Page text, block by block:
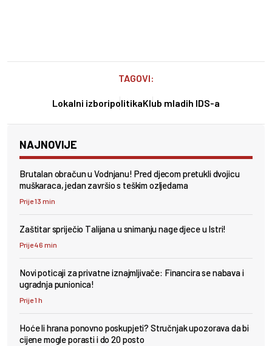
TAGOVI:
Lokalni izboripolitikaKlub mladih IDS-a
NAJNOVIJE
Brutalan obračun u Vodnjanu! Pred djecom pretukli dvojicu
muškaraca, jedan završio s teškim ozljedama
Prije 13 min
Zaštitar spriječio Talijana u snimanju nage djece u Istri!
Prije 46 min
Novi poticaji za privatne iznajmljivače: Financira se nabava i
ugradnja punionica!
Prije 1 h
Hoće li hrana ponovno poskupjeti? Stručnjak upozorava da bi
cijene mogle porasti i do 20 posto